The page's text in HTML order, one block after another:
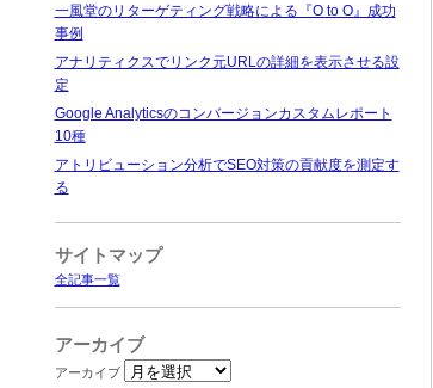
一風堂のリターゲティング戦略による『O to O』成功
事例
アナリティクスでリンク元URLの詳細を表示させる設
定
Google Analyticsのコンバージョンカスタムレポート
10種
アトリビューション分析でSEO対策の貢献度を測定す
る
サイトマップ
全記事一覧
アーカイブ
アーカイブ